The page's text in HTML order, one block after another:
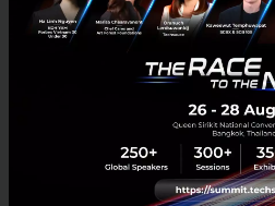
Techsauce
About
Techsauce
Privacy
ส่งบทคว